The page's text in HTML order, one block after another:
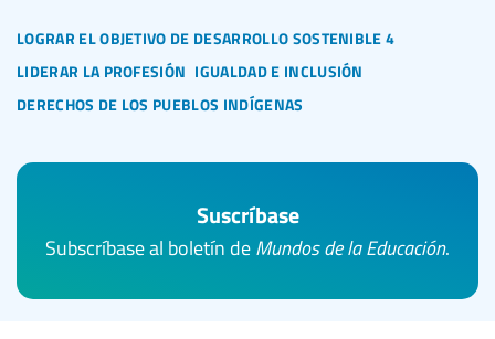
lograr el objetivo de desarrollo sostenible 4
liderar la profesión igualdad e inclusión
derechos de los pueblos indígenas
Suscríbase
Subscríbase al boletín de Mundos de la Educación.